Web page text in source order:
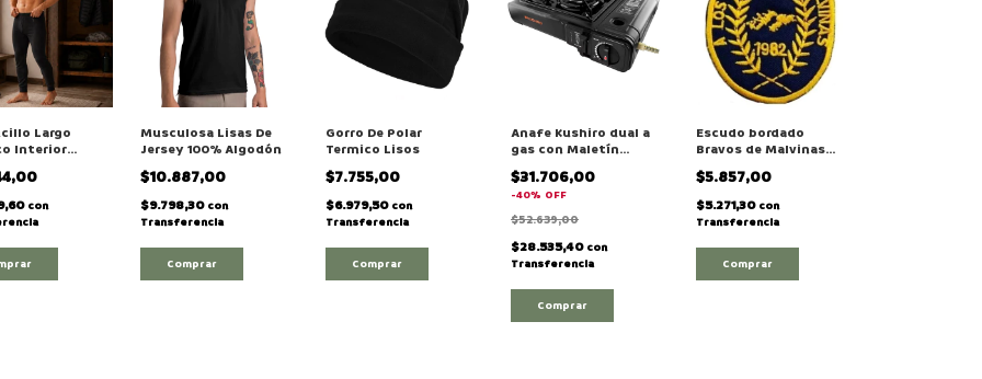
Largo
Interior
Piel Hombre
con
Musculosa Lisas De
Jersey 100% Algodón
$10.887,00
$9.798,30 con
Transferencia
Comprar
Gorro De Polar
Termico Lisos
$7.755,00
$6.979,50 con
Transferencia
Comprar
Anafe Kushiro dual a
gas con Maletín
"APCAGB01"
$31.706,00
-40% OFF
$52.639,00
$28.535,40 con
Transferencia
Escudo bordado
Bravos de Malvinas
hilo amarillo
$5.857,00
$5.271,30 con
Transferencia
Comprar